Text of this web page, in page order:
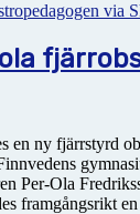
via
en ny fjärrstyrd
Per-Ola
framgångsrikt